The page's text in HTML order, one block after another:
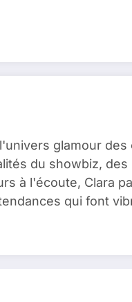
glamour
du showbiz,
à l'écoute, Clara
qui font